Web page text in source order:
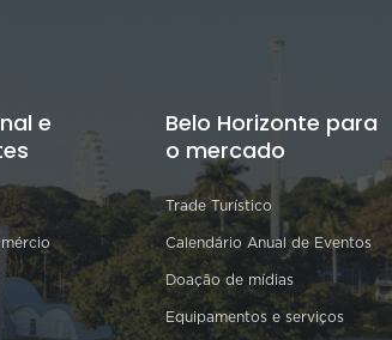
e
Belo Horizonte para
o mercado
Trade Turístico
Calendário Anual de Eventos
Doação de mídias
Equipamentos e serviços